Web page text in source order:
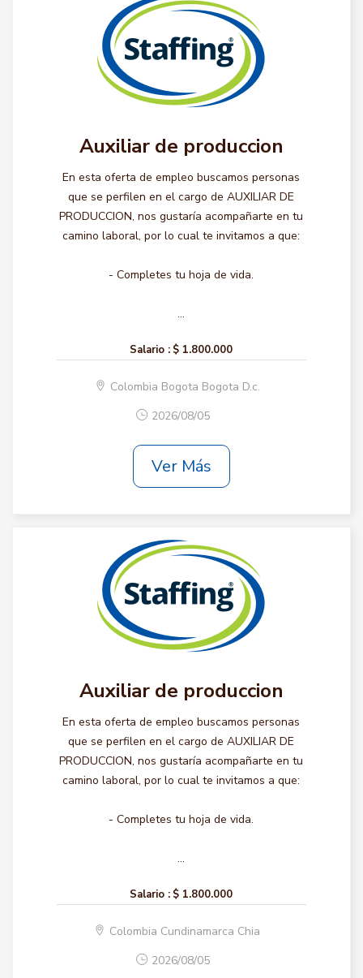
Auxiliar de produccion
En esta oferta de empleo buscamos personas
que se perfilen en el cargo de AUXILIAR DE
PRODUCCION, nos gustaría acompañarte en tu
camino laboral, por lo cual te invitamos a que:
- Completes tu hoja de vida.
...
Salario : $ 1.800.000
Colombia Bogota Bogota D.c.
2026/08/05
Ver Más
Auxiliar de produccion
En esta oferta de empleo buscamos personas
que se perfilen en el cargo de AUXILIAR DE
PRODUCCION, nos gustaría acompañarte en tu
camino laboral, por lo cual te invitamos a que:
- Completes tu hoja de vida.
...
Salario : $ 1.800.000
Colombia Cundinamarca Chia
2026/08/05